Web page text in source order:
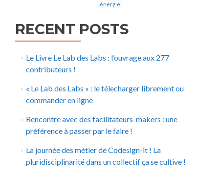
énergie
RECENT POSTS
Le Livre Le Lab des Labs : l’ouvrage aux 277
contributeurs !
« Le Lab des Labs » : le télecharger librement ou
commander en ligne
Rencontre avec des facilitateurs-makers : une
préférence à passer par le faire !
La journée des métier de Codesign-it ! La
pluridisciplinarité dans un collectif ça se cultive !